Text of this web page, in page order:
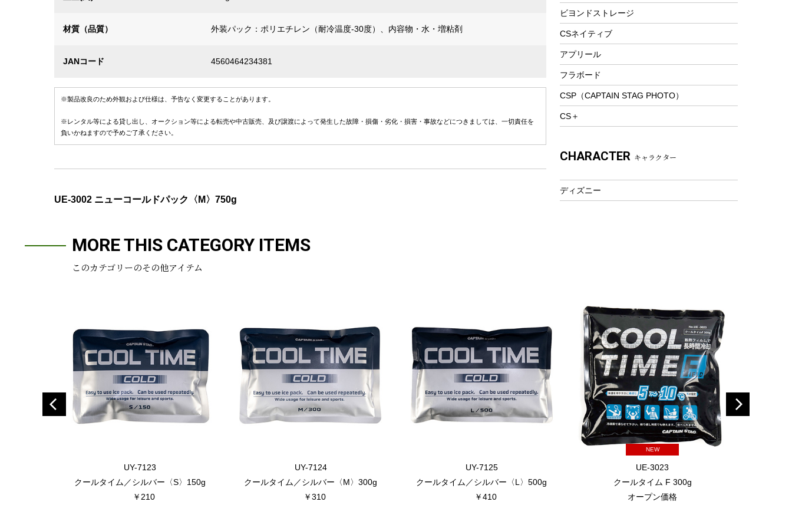
材質（品質） 外装パック：ポリエチレン（耐冷温度-30度）、内容物・水・増粘剤
JANコード 4560464234381
※製品改良のため外観および仕様は、予告なく変更することがあります。
※レンタル等による貸し出し、オークション等による転売や中古販売、及び譲渡によって発生した故障・損傷・劣化・損害・事故などにつきましては、一切責任を
負いかねますので予めご了承ください。
UE-3002 ニューコールドパック〈M〉750g
ツール&アクセサリー
トレッキング
トレッキングステッキ
トレッキングアクセサリー
プレイグッズ
ウェルネス
フィットネス
アクセサリー
ビヨンドストレージ
CSネイティブ
アプリール
フラボード
CSP（CAPTAIN STAG PHOTO）
CS＋
CHARACTER キャラクター
ディズニー
MORE THIS CATEGORY ITEMS
このカテゴリーのその他アイテム
UY-7123
クールタイム／シルバー〈S〉150g
￥210
UY-7124
クールタイム／シルバー〈M〉300g
￥310
UY-7125
クールタイム／シルバー〈L〉500g
￥410
NEW
UE-3023
クールタイム F 300g
オープン価格